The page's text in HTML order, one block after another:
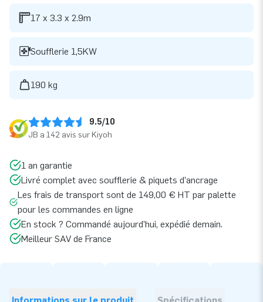
17 x 3.3 x 2.9m
Soufflerie 1,5KW
190 kg
9.5/10
JB a 142 avis sur Kiyoh
1 an garantie
Livré complet avec soufflerie & piquets d’ancrage
Les frais de transport sont de 149,00 € HT par palette
pour les commandes en ligne
En stock ? Commandé aujourd’hui, expédié demain.
Meilleur SAV de France